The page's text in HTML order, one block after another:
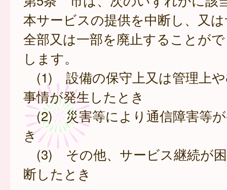
本サービスの提供を中断し、又
全部又は一部を廃止することが
します。
(1) 設備の保守上又は管理上
事情が発生したとき
(2) 災害等により通信障害等が
き
(3) その他、サービス継続が
断したとき